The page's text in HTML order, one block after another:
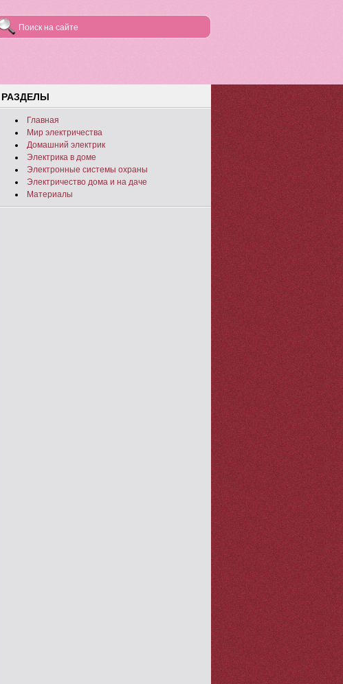
РАЗДЕЛЫ
Главная
Мир электричества
Домашний электрик
Электрика в доме
Электронные системы охраны
Электричество дома и на даче
Материалы